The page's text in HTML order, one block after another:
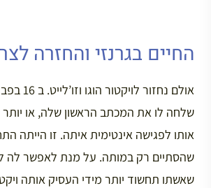
החיים בגרנזי והחזרה
שלחה לו את המכתב הראשון שלה, או
אותו לפגישה אינטימית איתה. זו הייתה
שהסתיים רק במותה. על מנת לאפשר לה
שאשתו תחשוד יותר מידי העסיק אותה